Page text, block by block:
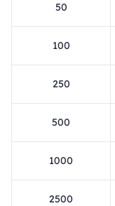
50
100
250
500
1000
2500